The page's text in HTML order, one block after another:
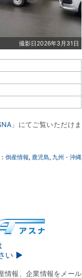
撮影日2026年3月31日
」にてご覧いただけま
倒産情報, 鹿児島, 九州・沖縄
い ▶︎
情報、企業情報をメール